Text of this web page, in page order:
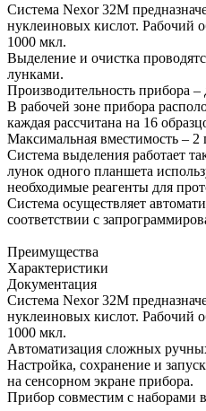
Система Nexor 32M
нуклеиновых кислот. Рабочий
1000 мкл.
Выделение и очистка
лунками.
Производительность прибора –
В рабочей зоне прибора
каждая рассчитана на 16
Максимальная вместимость – 2
Система выделения работает
лунок одного планшета
необходимые реагенты для
Система осуществляет
соответствии с
Преимущества
Характеристики
Документация
Система Nexor 32M
нуклеиновых кислот. Рабочий
1000 мкл.
Автоматизация сложных
Настройка, сохранение и
на сенсорном экране прибора.
Прибор совместим с наборами